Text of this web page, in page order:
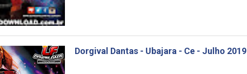
Dorgival Dantas - Ubajara - Ce - Julho 2019